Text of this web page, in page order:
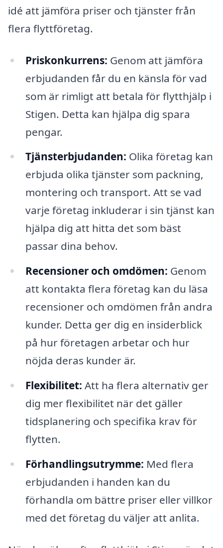
idé att jämföra priser och tjänster från
flera flyttföretag.
Priskonkurrens: Genom att jämföra
erbjudanden får du en känsla för vad
som är rimligt att betala för flytthjälp i
Stigen. Detta kan hjälpa dig spara
pengar.
Tjänsterbjudanden: Olika företag kan
erbjuda olika tjänster som packning,
montering och transport. Att se vad
varje företag inkluderar i sin tjänst kan
hjälpa dig att hitta det som bäst
passar dina behov.
Recensioner och omdömen: Genom
att kontakta flera företag kan du läsa
recensioner och omdömen från andra
kunder. Detta ger dig en insiderblick
på hur företagen arbetar och hur
nöjda deras kunder är.
Flexibilitet: Att ha flera alternativ ger
dig mer flexibilitet när det gäller
tidsplanering och specifika krav för
flytten.
Förhandlingsutrymme: Med flera
erbjudanden i handen kan du
förhandla om bättre priser eller villkor
med det företag du väljer att anlita.